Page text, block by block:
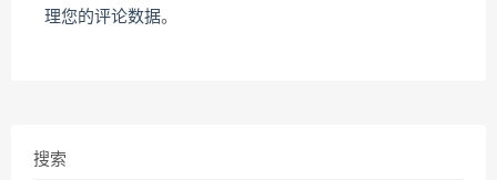
理您的评论数据。
搜索